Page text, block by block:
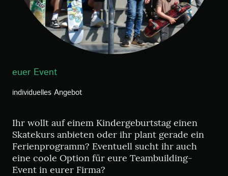
euer Event
individuelles Angebot
Ihr wollt auf einem Kindergeburtstag einen
Skatekurs anbieten oder ihr plant gerade ein
Ferienprogramm? Eventuell sucht ihr auch
eine coole Option für eure Teambuilding-
Event in eurer Firma?